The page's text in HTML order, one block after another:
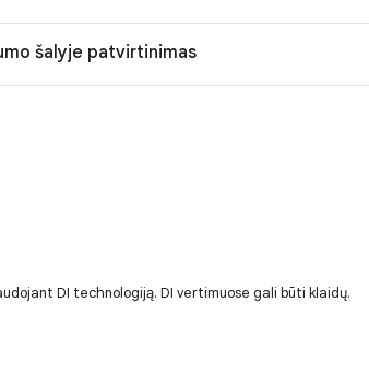
šalyje patvirtinimas
DI technologiją. DI vertimuose gali būti klaidų.